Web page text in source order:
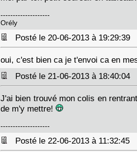
--------------------
Orély
Posté le 20-06-2013 à 19:29:39
oui, c'est bien ca je t'envoi ca en
Posté le 21-06-2013 à 18:40:04
J'ai bien trouvé mon colis en
de m'y mettre!
--------------------
Posté le 22-06-2013 à 11:32:45